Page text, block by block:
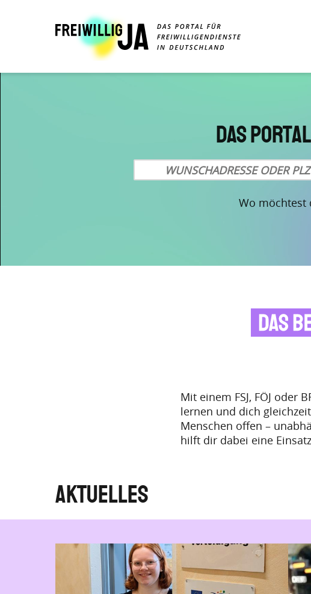
Das
Wo möchtest
Mit einem FSJ, FÖJ oder
lernen und dich
Menschen offen –
hilft dir dabei eine
Aktuelles